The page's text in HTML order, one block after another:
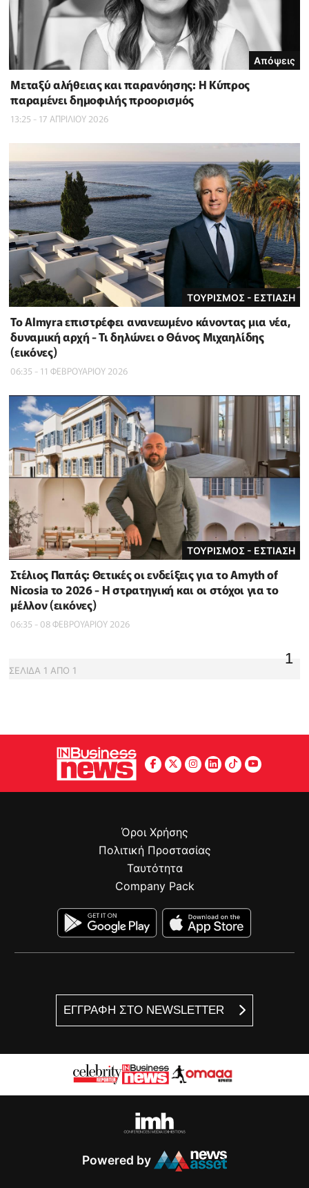
Απόψεις
Μεταξύ αλήθειας και παρανόησης: Η Κύπρος
παραμένει δημοφιλής προορισμός
13:25 - 17 ΑΠΡΙΛΙΟΥ 2026
ΤΟΥΡΙΣΜΟΣ - ΕΣΤΙΑΣΗ
Το Almyra επιστρέφει ανανεωμένο κάνοντας μια νέα,
δυναμική αρχή - Τι δηλώνει ο Θάνος Μιχαηλίδης
(εικόνες)
06:35 - 11 ΦΕΒΡΟΥΑΡΙΟΥ 2026
ΤΟΥΡΙΣΜΟΣ - ΕΣΤΙΑΣΗ
Στέλιος Παπάς: Θετικές οι ενδείξεις για το Amyth of
Nicosia το 2026 - Η στρατηγική και οι στόχοι για το
μέλλον (εικόνες)
06:35 - 08 ΦΕΒΡΟΥΑΡΙΟΥ 2026
ΣΕΛΙΔΑ 1 ΑΠΟ 1
1
ΕΓΓΡΑΦΗ ΣΤΟ NEWSLETTER
Όροι Χρήσης
Πολιτική Προστασίας
Ταυτότητα
Company Pack
Powered by